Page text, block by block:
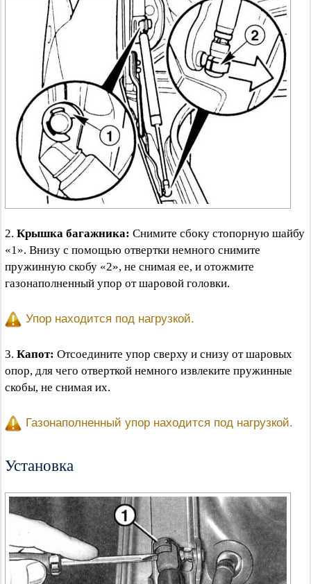
2. Крышка багажника: Снимите сбоку стопорную шайбу
«1». Внизу с помощью отвертки немного снимите
пружинную скобу «2», не снимая ее, и отожмите
газонаполненный упор от шаровой головки.
Упор находится под нагрузкой.
3. Капот: Отсоедините упор сверху и снизу от шаровых
опор, для чего отверткой немного извлеките пружинные
скобы, не снимая их.
Газонаполненный упор находится под нагрузкой.
Установка